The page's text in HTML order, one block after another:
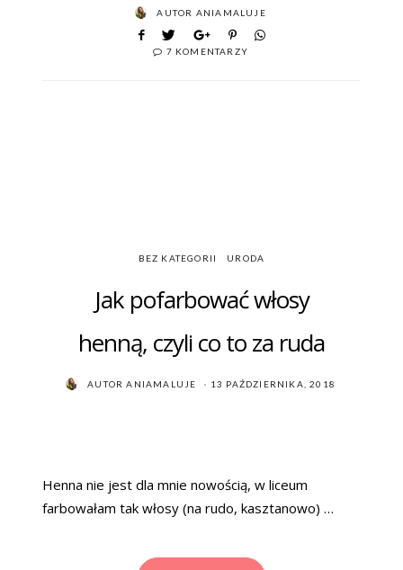
AUTOR ANIAMALUJE
7 KOMENTARZY
BEZ KATEGORII URODA
Jak pofarbować włosy
henną, czyli co to za ruda
AUTORANIAMALUJE
POSTED
13 PAŹDZIERNIKA, 2018
Henna nie jest dla mnie nowością, w liceum
farbowałam tak włosy (na rudo, kasztanowo) …